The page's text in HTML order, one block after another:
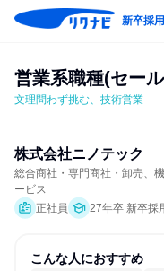
新卒採用
営業系職種(セー
文理問わず挑む、技術営業
株式会社ニノテック
総合商社・専門商社・卸売、
ービス
正社員
27年卒 新卒採
こんな人におすすめ